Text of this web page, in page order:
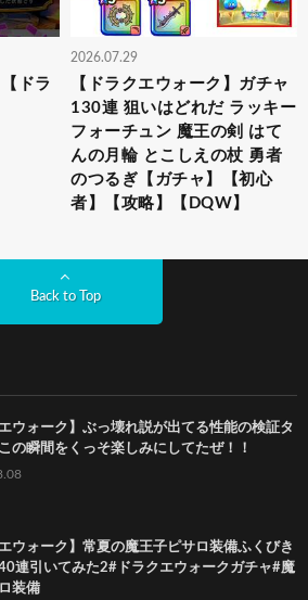
ドラ
2026.07.29
【ドラクエウォーク】ガチャ
130連 狙いはどれだ ラッキー
フォーチュン 魔王の剣 はて
んの月輪 とこしえの杖 勇者
のつるぎ【ガチャ】【初心
者】【攻略】【DQW】
Back to Top
エウォーク】ぶっ壊れ説が出てる性能の検証タ
の瞬間をくっそ楽しみにしてたぜ！！
エウォーク】常夏の魔王子ピサロ装備ふくびき
連引いてみた2#ドラクエウォークガチャ#魔
装備